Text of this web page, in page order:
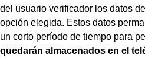
del usuario verificador los datos
opción elegida. Estos datos
un corto período de tiempo para
quedarán almacenados en el